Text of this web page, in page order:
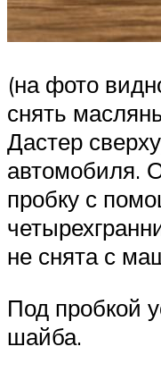
(на фото
снять
Дастер
автомобиля.
пробку с
не снята с
Под пробкой
шайба.